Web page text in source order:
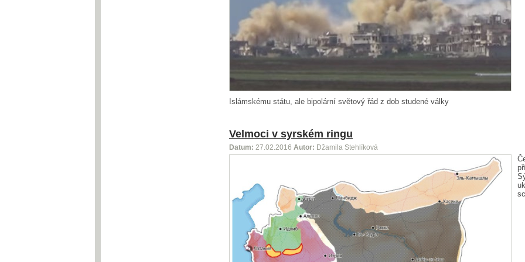
Islámskému státu, ale bipolární světový řád z dob studené války
Velmoci v syrském ringu
Datum: 27.02.2016 Autor: Džamila Stehlíková